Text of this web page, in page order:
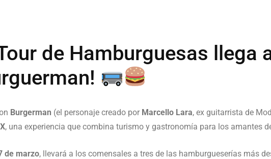
de Hamburguesas llega
Burgerman (el personaje creado por Marcello Lara, ex guitarrista de
, una experiencia que combina turismo y gastronomía para los amantes
de marzo, llevará a los comensales a tres de las hamburgueserías más